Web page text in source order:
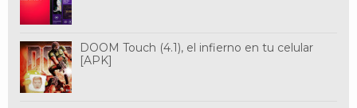
DOOM Touch (4.1), el infierno en tu celular
[APK]